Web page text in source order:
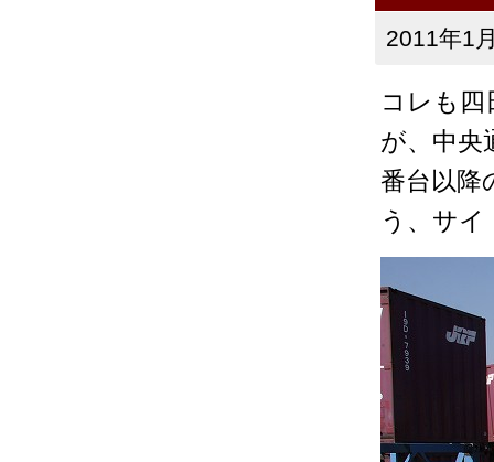
2011年1
コレも四
が、中央
番台以降
う、サ